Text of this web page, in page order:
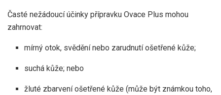
Časté nežádoucí účinky přípravku Ovace Plus mohou
zahrnovat:
mírný otok, svědění nebo zarudnutí ošetřené kůže;
suchá kůže; nebo
žluté zbarvení ošetřené kůže (může být známkou toho,